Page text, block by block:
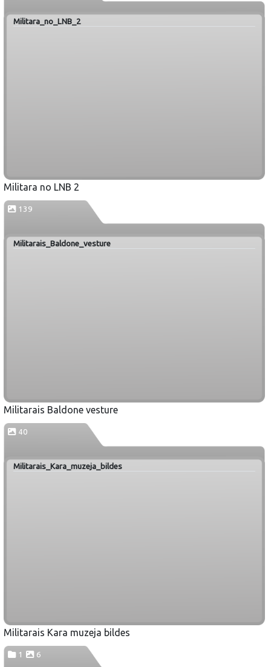
Militara_no_LNB_2
Militara no LNB 2
139
Militarais_Baldone_vesture
Militarais Baldone vesture
40
Militarais_Kara_muzeja_bildes
Militarais Kara muzeja bildes
1 6